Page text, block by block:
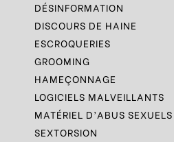
DÉSINFORMATION
DISCOURS DE HAINE
ESCROQUERIES
GROOMING
HAMEÇONNAGE
LOGICIELS MALVEILLANTS
MATÉRIEL D’ABUS
SEXTORSION